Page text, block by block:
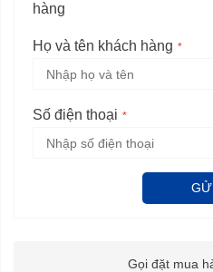
hàng
Họ và tên khách hàng
Số điện thoại
Gọi đặt mua